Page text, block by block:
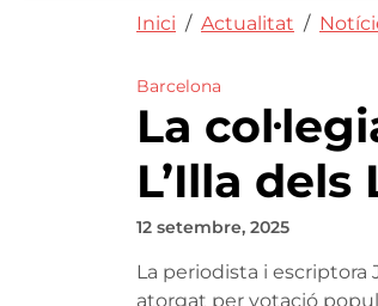
Vés al contingutFil d'ariadna
Inici Actualitat
Barcelona
La
L’Illa dels
12 setembre, 2025
La periodista i escriptora
atorgat per votació